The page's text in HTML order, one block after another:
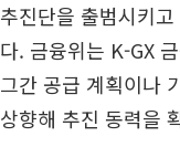
추진단을 출범시키
다. 금융위는 K-GX
그간 공급 계획이나
상향해 추진 동력을